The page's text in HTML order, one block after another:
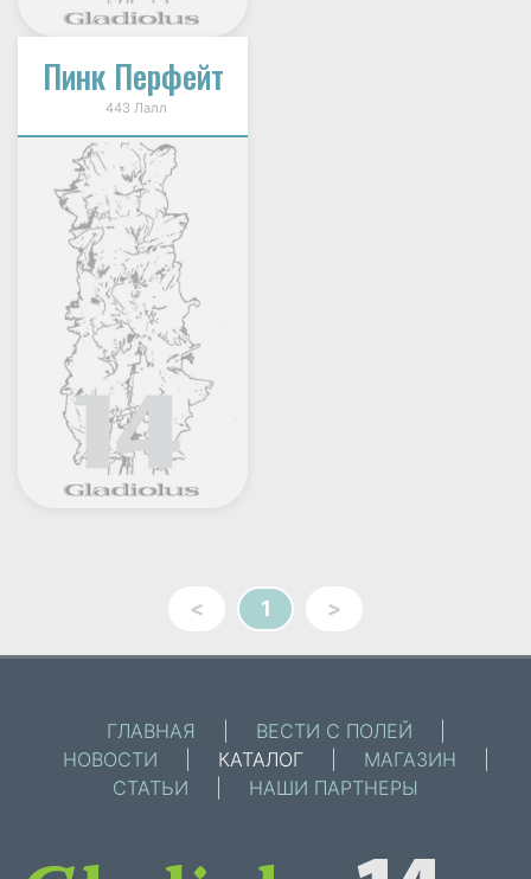
Пинк Перфейт
443 Лалл
< 1 >
ГЛАВНАЯ ВЕСТИ С ПОЛЕЙ
НОВОСТИ
КАТАЛОГ МАГАЗИН
СТАТЬИ
НАШИ ПАРТНЕРЫ